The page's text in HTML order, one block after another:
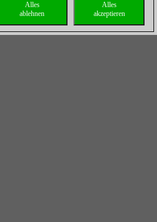
Alles
akzeptieren
Alles
ablehnen